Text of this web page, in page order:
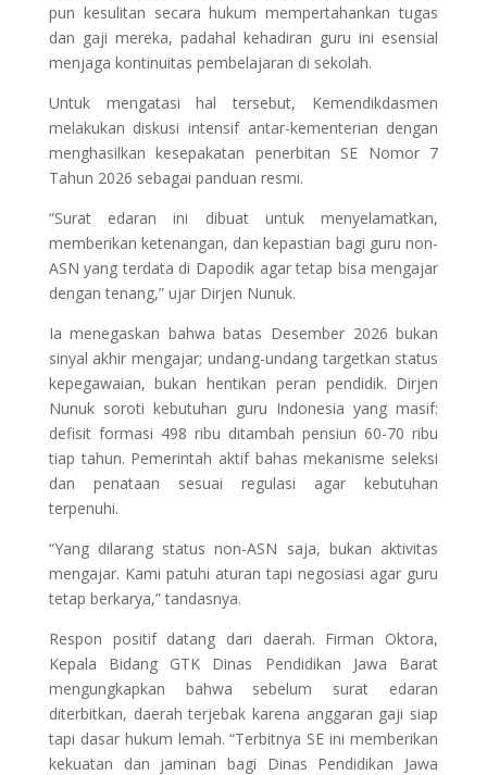
pun kesulitan secara hukum mempertahankan tugas
dan gaji mereka, padahal kehadiran guru ini esensial
menjaga kontinuitas pembelajaran di sekolah.
Untuk mengatasi hal tersebut, Kemendikdasmen
melakukan diskusi intensif antar-kementerian dengan
menghasilkan kesepakatan penerbitan SE Nomor 7
Tahun 2026 sebagai panduan resmi.
“Surat edaran ini dibuat untuk menyelamatkan,
memberikan ketenangan, dan kepastian bagi guru non-
ASN yang terdata di Dapodik agar tetap bisa mengajar
dengan tenang,” ujar Dirjen Nunuk.
Ia menegaskan bahwa batas Desember 2026 bukan
sinyal akhir mengajar; undang-undang targetkan status
kepegawaian, bukan hentikan peran pendidik. Dirjen
Nunuk soroti kebutuhan guru Indonesia yang masif:
defisit formasi 498 ribu ditambah pensiun 60-70 ribu
tiap tahun. Pemerintah aktif bahas mekanisme seleksi
dan penataan sesuai regulasi agar kebutuhan
terpenuhi.
“Yang dilarang status non-ASN saja, bukan aktivitas
mengajar. Kami patuhi aturan tapi negosiasi agar guru
tetap berkarya,” tandasnya.
Respon positif datang dari daerah. Firman Oktora,
Kepala Bidang GTK Dinas Pendidikan Jawa Barat
mengungkapkan bahwa sebelum surat edaran
diterbitkan, daerah terjebak karena anggaran gaji siap
tapi dasar hukum lemah. “Terbitnya SE ini memberikan
kekuatan dan jaminan bagi Dinas Pendidikan Jawa